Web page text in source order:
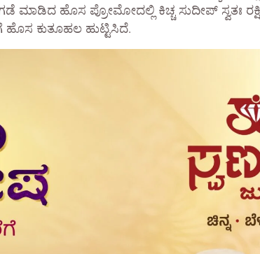
ಮಾಡಿದ ಹೊಸ ಪ್ರೋಮೋದಲ್ಲಿ ಕಿಚ್ಚ ಸುದೀಪ್ ಸ್ವತಃ
ಹೊಸ ಕುತೂಹಲ ಹುಟ್ಟಿಸಿದೆ.